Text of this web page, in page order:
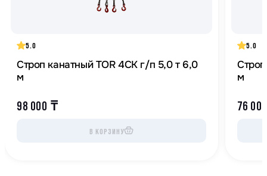
5.0
Строп канатный TOR 4СК г/п 5,0 т 6,0
м
98 000 ₸
В КОРЗИНУ
5.0
м
76